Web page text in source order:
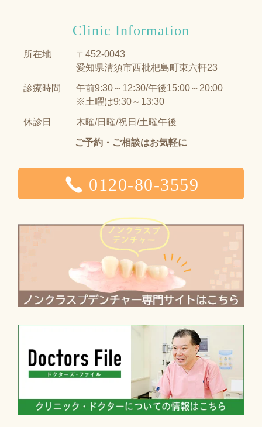
Clinic Information
所在地
〒452-0043
愛知県清須市西枇杷島町東六軒23
診療時間
午前9:30～12:30/午後15:00～20:00
※土曜は9:30～13:30
休診日 木曜/日曜/祝日/土曜午後
ご予約・ご相談はお気軽に
0120-80-3559